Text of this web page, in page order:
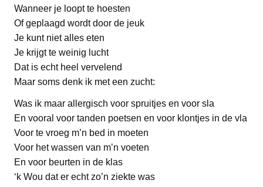
Wanneer je loopt te hoesten
Of geplaagd wordt door de jeuk
Je kunt niet alles eten
Je krijgt te weinig lucht
Dat is echt heel vervelend
Maar soms denk ik met een zucht:
Was ik maar allergisch voor spruitjes en voor sla
En vooral voor tanden poetsen en voor klontjes in de vla
Voor te vroeg m’n bed in moeten
Voor het wassen van m’n voeten
En voor beurten in de klas
‘k Wou dat er echt zo’n ziekte was